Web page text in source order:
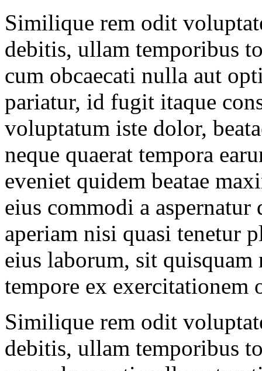
Similique rem odit
debitis, ullam temporibus
cum obcaecati nulla aut
pariatur, id fugit itaque
voluptatum iste dolor,
neque quaerat tempora
eveniet quidem beatae
eius commodi a
aperiam nisi quasi tenetur
eius laborum, sit
tempore ex exercitationem
Similique rem odit
debitis, ullam temporibus